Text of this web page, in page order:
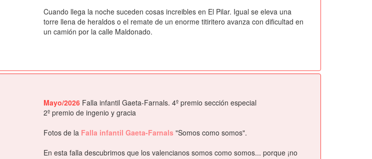
Cuando llega la noche suceden cosas increibles en El Pilar. Igual se eleva una
torre llena de heraldos o el remate de un enorme titiritero avanza con dificultad en
un camión por la calle Maldonado.
Mayo/2026 Falla infantil Gaeta-Farnals. 4º premio sección especial
2º premio de ingenio y gracia
Fotos de la Falla infantil Gaeta-Farnals "Somos como somos".
En esta falla descubrimos que los valencianos somos como somos... porque ¡no